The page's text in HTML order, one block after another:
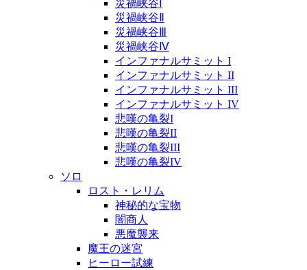
災禍峡谷Ⅰ
災禍峡谷Ⅱ
災禍峡谷Ⅲ
災禍峡谷Ⅳ
インファナルサミット I
インファナルサミット II
インファナルサミット III
インファナルサミット IV
悲嘆の亀裂I
悲嘆の亀裂II
悲嘆の亀裂III
悲嘆の亀裂IV
ソロ
ロスト・レリム
神秘的な宝物
闇商人
悪魔襲来
魔王の迷宮
ヒーロー試練